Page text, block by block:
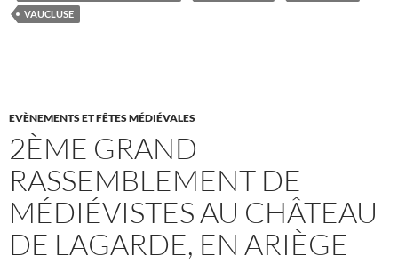
VAUCLUSE
EVÈNEMENTS ET FÊTES MÉDIÉVALES
2ÈME GRAND
RASSEMBLEMENT DE
MÉDIÉVISTES AU CHÂTEAU
DE LAGARDE, EN ARIÈGE